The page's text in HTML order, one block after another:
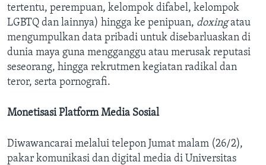
tertentu, perempuan, kelompok difabel, kelompok
LGBTQ dan lainnya) hingga ke penipuan, doxingatau
mengumpulkan data pribadi untuk disebarluaskan di
dunia maya guna mengganggu atau merusak reputasi
seseorang, hingga rekrutmen kegiatan radikal dan
teror, serta pornografi.
Monetisasi Platform Media Sosial
Diwawancarai melalui telepon Jumat malam (26/2),
pakar komunikasi dan digital media di Universitas